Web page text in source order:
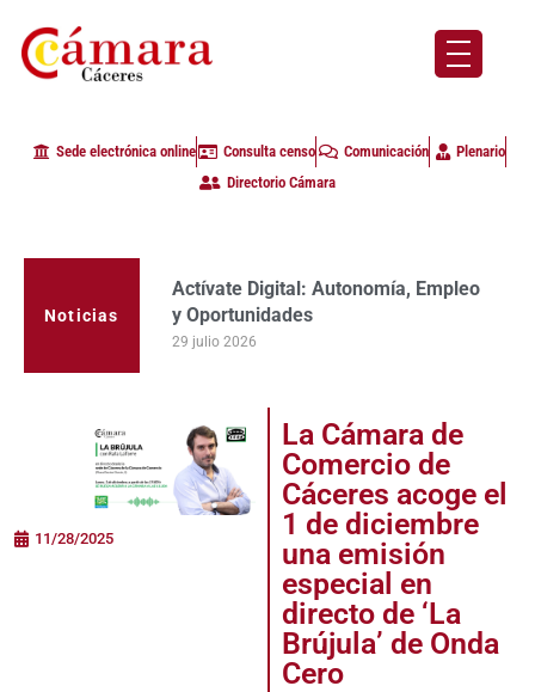
Sede electrónica online Consulta censo Comunicación
Plenario
Directorio Cámara
Noticias
Actívate Digital: Autonomía, Empleo
y Oportunidades
29 julio 2026
11/28/2025
La Cámara de
Comercio de
Cáceres acoge el
1 de diciembre
una emisión
especial en
directo de ‘La
Brújula’ de Onda
Cero